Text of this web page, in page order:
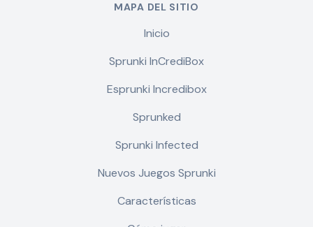
MAPA DEL SITIO
Inicio
Sprunki InCrediBox
Esprunki Incredibox
Sprunked
Sprunki Infected
Nuevos Juegos Sprunki
Características